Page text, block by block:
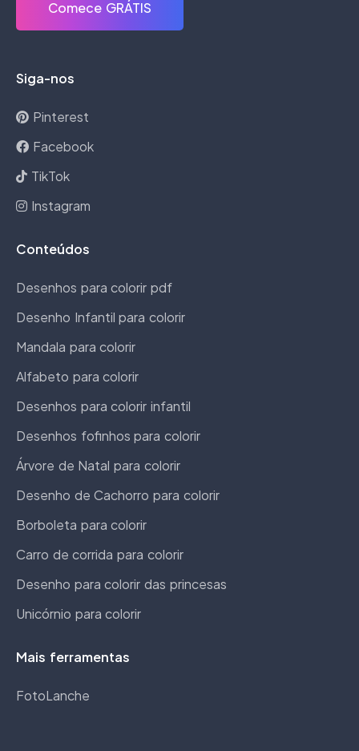
Comece GRÁTIS
Siga-nos
Pinterest
Facebook
TikTok
Instagram
Conteúdos
Desenhos para colorir pdf
Desenho Infantil para colorir
Mandala para colorir
Alfabeto para colorir
Desenhos para colorir infantil
Desenhos fofinhos para colorir
Árvore de Natal para colorir
Desenho de Cachorro para colorir
Borboleta para colorir
Carro de corrida para colorir
Desenho para colorir das princesas
Unicórnio para colorir
Mais ferramentas
FotoLanche